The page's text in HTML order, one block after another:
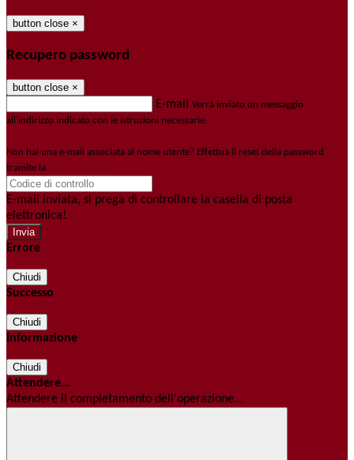
button close ×
Recupero password
button close ×
E-mail Verrà inviato un messaggio
all'indirizzo indicato con le istruzioni necessarie.
Non hai una e-mail associata al nome utente? Effettua il reset della password
tramite la
E-mail inviata, si prega di controllare la casella di posta
elettronica!
Errore
Chiudi
Successo
Chiudi
Informazione
Chiudi
Attendere...
Attendere il completamento dell'operazione...